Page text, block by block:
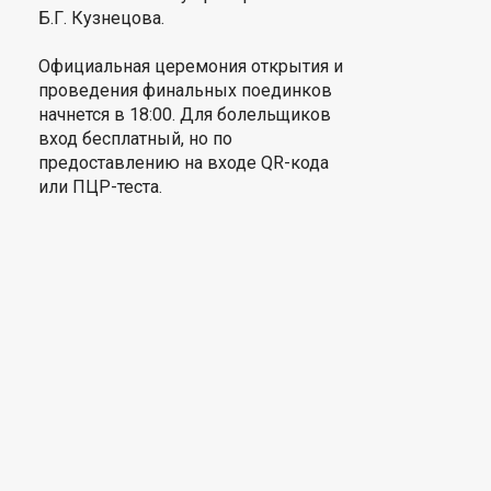
Б.Г. Кузнецова.
Официальная церемония открытия и
проведения финальных поединков
начнется в 18:00. Для болельщиков
вход бесплатный, но по
предоставлению на входе QR-кода
или ПЦР-теста.